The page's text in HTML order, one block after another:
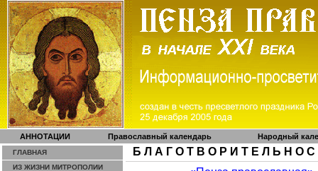
АННОТАЦИИ Православный календарь Народный
ГЛАВНАЯ
ИЗ ЖИЗНИ МИТРОПОЛИИ
Б Л А Г О Т В О Р И Т Е Л Ь Н О С